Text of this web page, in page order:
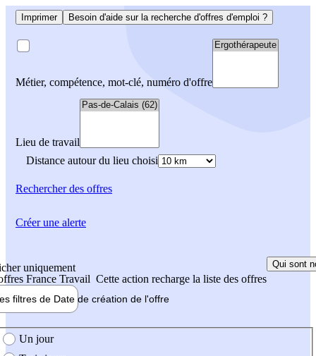
Imprimer Besoin d'aide sur la recherche d'offres d'emploi ?
Métier, compétence, mot-clé, numéro d'offre
Lieu de travail
Distance autour du lieu choisi
Rechercherdes offres
uniquement
France Travail Cette action recharge la liste des offres
Qui sont
filtres de Date de création de l'offre
création de l'offre
Un jour
Créer une alerte